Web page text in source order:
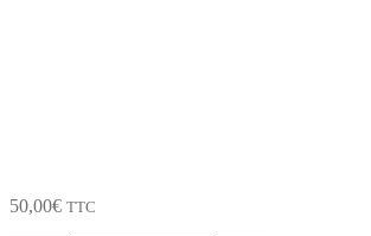
50,00€ TTC